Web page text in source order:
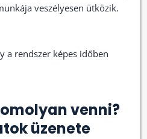
veszélyesen ütközik.
a rendszer képes időben
venni?
üzenete